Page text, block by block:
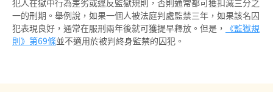
《罪犯自新條例》與羈留的命令
《罪犯自新條例》與社會服務令
犯人在獄中行為差劣或違反監獄規則，否則通常都可獲扣減三分之
一的刑期。舉例說，如果一個人被法庭判處監禁三年，如果該名囚
犯表現良好，通常在服刑兩年後就可獲提早釋放。但是， 《監獄規
則》 第69條並不適用於被判終身監禁的囚犯。